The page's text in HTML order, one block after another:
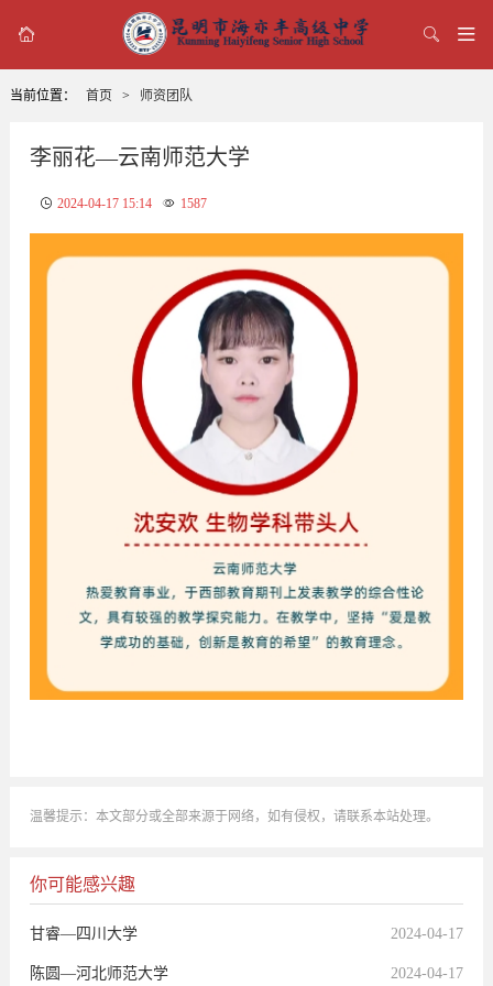
  
当前位置： 首页 > 师资团队
李丽花—云南师范大学
2024-04-17 15:14 1587
温馨提示：本文部分或全部来源于网络，如有侵权，请联系本站处理。
你可能感兴趣
甘睿—四川大学 2024-04-17
陈圆—河北师范大学 2024-04-17